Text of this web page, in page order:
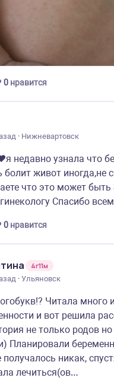
0 нравится
· Нижневартовск
недавно узнала что
болит живот иногда,не
что это может быть
Спасибо
0 нравится
4г11м
· Ульяновск
Читала много
и вот решила
не только родов но
Планировали
получалось никак,
лечиться(ов…